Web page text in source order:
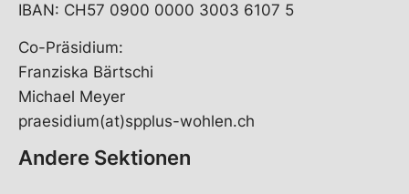
IBAN: CH57 0900 0000 3003 6107 5
Co-Präsidium:
Franziska Bärtschi
Michael Meyer
praesidium(at)spplus-wohlen.ch
Andere Sektionen